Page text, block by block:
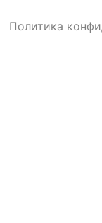
Политика